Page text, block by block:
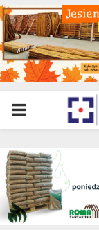
PRIMARY
MENU